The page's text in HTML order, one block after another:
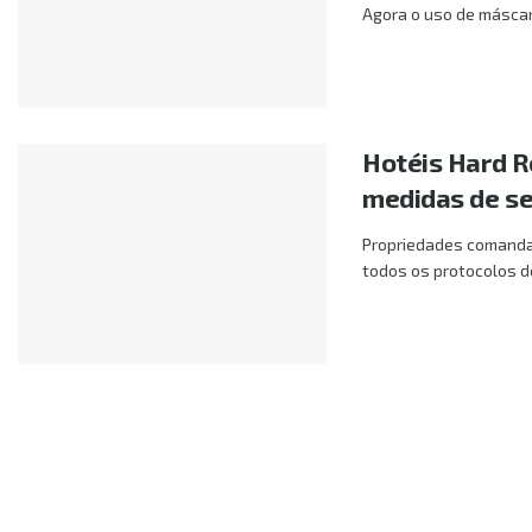
Agora o uso de
Hotéis Hard
medidas de
Propriedades
todos os protocolos